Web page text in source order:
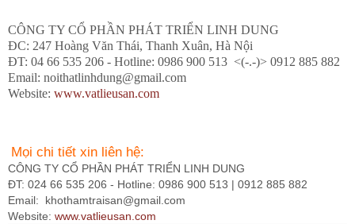
CÔNG TY CỔ PHẦN PHÁT TRIỂN LINH DUNG
ĐC: 247 Hoàng Văn Thái, Thanh Xuân, Hà Nội
ĐT: 04 66 535 206 - Hotline: 0986 900 513 <(-.-)> 0912 885 882
Email: noithatlinhdung@gmail.com
Website: www.vatlieusan.com
Mọi chi tiết xin liên hệ:
CÔNG TY CỔ PHẦN PHÁT TRIỂN LINH DUNG
ĐT: 024 66 535 206 - Hotline: 0986 900 513 | 0912 885 882
Email:
khothamtraisan@gmail.com
Website: www.vatlieusan.com